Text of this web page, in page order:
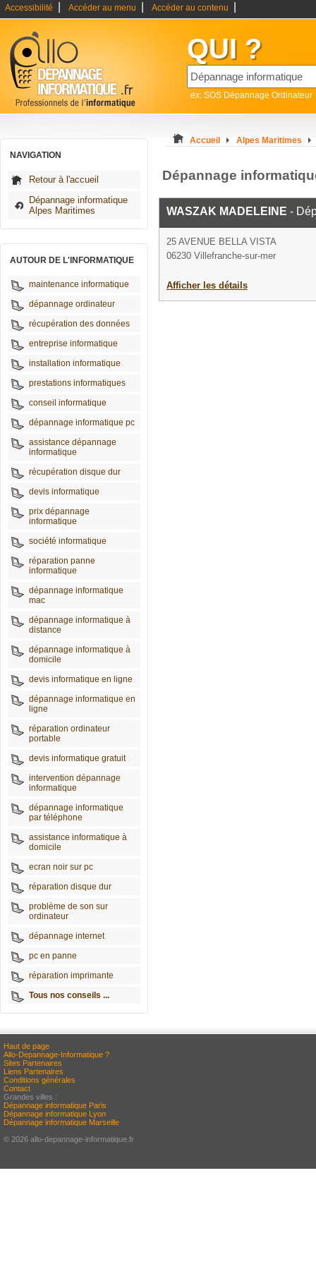
Accessibilité Accéder au menu Accéder au contenu
QUI ?
ex: SOS Dépannage Ordinateur
NAVIGATION
Retour à l'accueil
Dépannage informatique
Alpes Maritimes
AUTOUR DE L'INFORMATIQUE
maintenance informatique
dépannage ordinateur
récupération des données
entreprise informatique
installation informatique
prestations informatiques
conseil informatique
dépannage informatique pc
assistance dépannage
informatique
récupération disque dur
devis informatique
prix dépannage
informatique
société informatique
réparation panne
informatique
dépannage informatique
mac
dépannage informatique à
distance
dépannage informatique à
domicile
devis informatique en ligne
dépannage informatique en
ligne
réparation ordinateur
portable
devis informatique gratuit
intervention dépannage
informatique
dépannage informatique
par téléphone
assistance informatique à
domicile
ecran noir sur pc
réparation disque dur
problème de son sur
ordinateur
dépannage internet
pc en panne
réparation imprimante
Tous nos conseils ...
Accueil Alpes Maritimes
Dépannage
WASZAK MADELEINE -
25 AVENUE BELLA VISTA
06230 Villefranche-sur-mer
Afficher les détails
Haut de page
Allo-Depannage-Informatique ?
Sites Partenaires
Liens Partenaires
Conditions générales
Contact
Grandes villes :
Dépannage informatique Paris
Dépannage informatique Lyon
Dépannage informatique Marseille
© 2026 allo-depannage-informatique.fr